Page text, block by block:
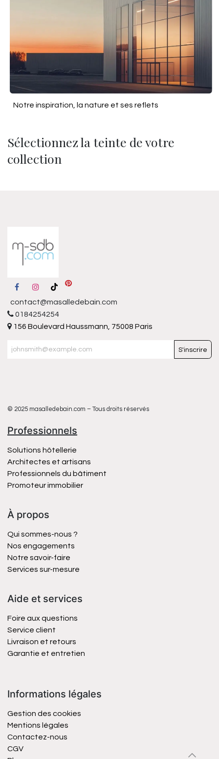
Sélectionnez la teinte de votre
collection
Notre inspiration, la nature et ses reflets
contact@masalledebain.com
0184254254
156 Boulevard Haussmann, 75008 Paris
S'inscrire
© 2025 masalledebain.com – Tous droits réservés
Professionnels
Solutions hôtellerie
Architectes et artisans
Professionnels du bâtiment
Promoteur immobilier
À propos
Qui sommes-nous ?
Nos engagements
Notre savoir-faire
Services sur-mesure
Aide et services
Foire aux questions
Service client
Livraison et retours
Garantie et entretien
Informations légales
Gestion des cookies
Mentions légales
Contactez-nous
CGV